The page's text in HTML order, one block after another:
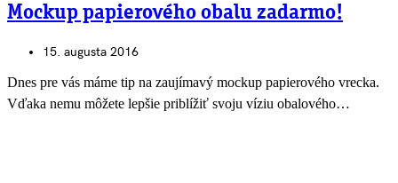
Mockup papierového obalu zadarmo!
15. augusta 2016
Dnes pre vás máme tip na zaujímavý mockup papierového vrecka.
Vďaka nemu môžete lepšie priblížiť svoju víziu obalového…